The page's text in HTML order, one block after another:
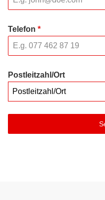
Telefon *
Postleitzahl/Ort
Postleitzahl/Ort